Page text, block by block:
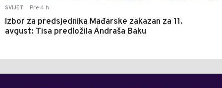
SVIJET Pre 4 h
Izbor za predsjednika Mađarske zakazan za 11.
avgust: Tisa predložila Andraša Baku